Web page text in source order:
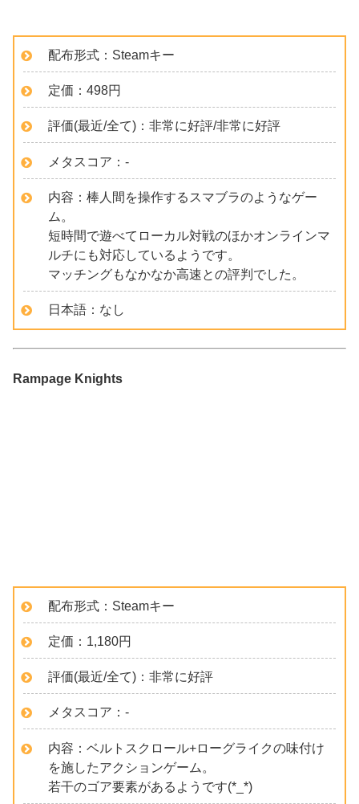
配布形式：Steamキー
定価：498円
評価(最近/全て)：非常に好評/非常に好評
メタスコア：-
内容：棒人間を操作するスマブラのようなゲー
ム。
短時間で遊べてローカル対戦のほかオンラインマ
ルチにも対応しているようです。
マッチングもなかなか高速との評判でした。
日本語：なし
Rampage Knights
配布形式：Steamキー
定価：1,180円
評価(最近/全て)：非常に好評
メタスコア：-
内容：ベルトスクロール+ローグライクの味付け
を施したアクションゲーム。
若干のゴア要素があるようです(*_*)